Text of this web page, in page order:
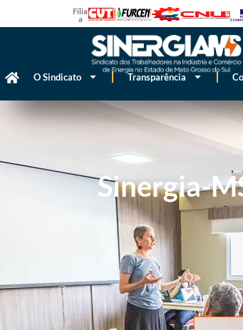
Filiado
a
O Sindicato Transparência
Sinergia-